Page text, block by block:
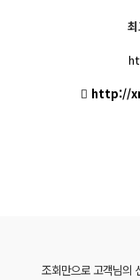
http://
조회만으로 고객님의